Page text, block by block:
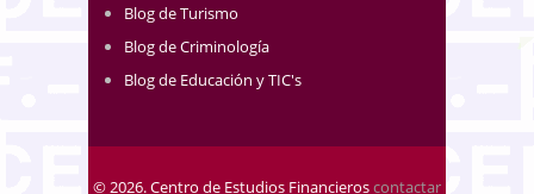
Blog de Turismo
Blog de Criminología
Blog de Educación y TIC's
© 2026. Centro de Estudios Financieroscontactar